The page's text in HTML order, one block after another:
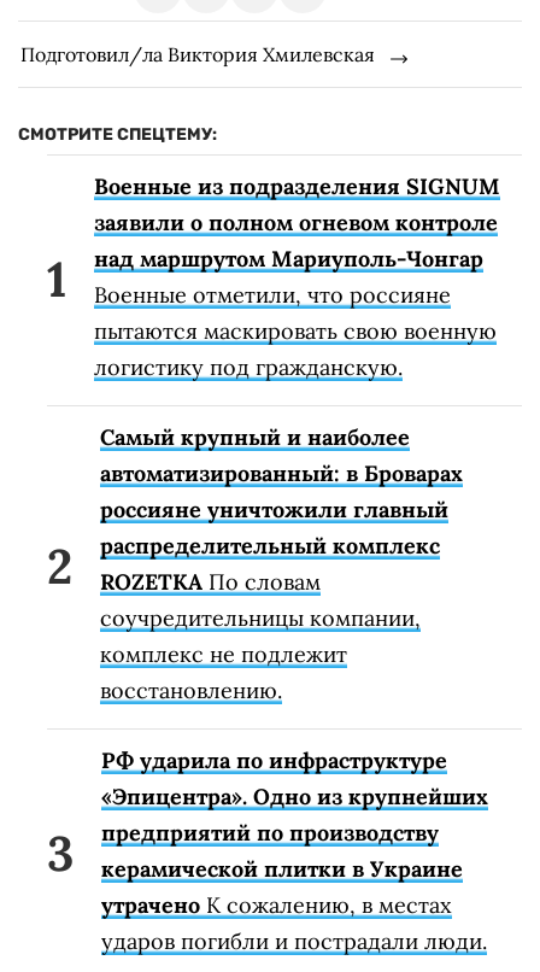
Подготовил/ла Виктория Хмилевская
СМОТРИТЕ СПЕЦТЕМУ:
Военные из подразделения SIGNUM
заявили о полном огневом контроле
над маршрутом Мариуполь-Чонгар
Военные отметили, что россияне
пытаются маскировать свою военную
логистику под гражданскую.
Самый крупный и наиболее
автоматизированный: в Броварах
россияне уничтожили главный
распределительный комплекс
ROZETKA По словам
соучредительницы компании,
комплекс не подлежит
восстановлению.
РФ ударила по инфраструктуре
«Эпицентра». Одно из крупнейших
предприятий по производству
керамической плитки в Украине
утрачено К сожалению, в местах
ударов погибли и пострадали люди.